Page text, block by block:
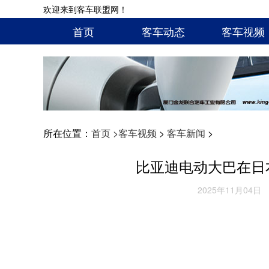
欢迎来到客车联盟网！
首页 客车动态 客车视频
所在位置： 首页 >客车视频 > 客车新闻 >
比亚迪电动大巴在
2025年11月04日